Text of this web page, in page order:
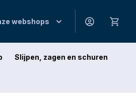
webshops
Slijpen, zagen en schuren